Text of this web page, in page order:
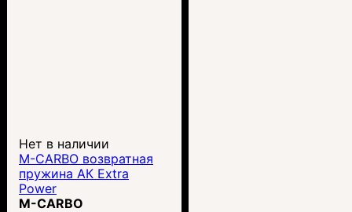
Нет в наличии
M-CARBO возвратная
пружина АК Extra
Power
M-CARBO